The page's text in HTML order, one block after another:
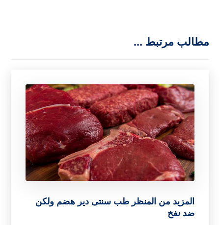
مطالب مرتبط ...
المزيد من المنظر طب سنتی دیر هضم ولكن
ضد نفخ